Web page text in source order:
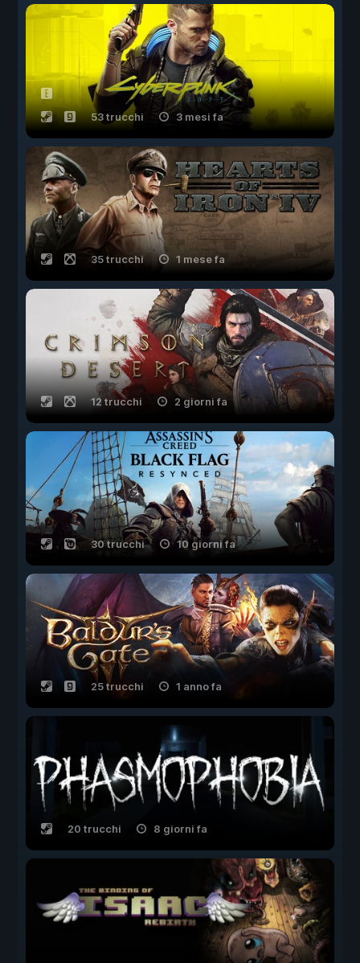
53 trucchi 3 mesi fa
35 trucchi 1 mese fa
12 trucchi 2 giorni fa
30 trucchi 10 giorni fa
25 trucchi 1 anno fa
20 trucchi 8 giorni fa